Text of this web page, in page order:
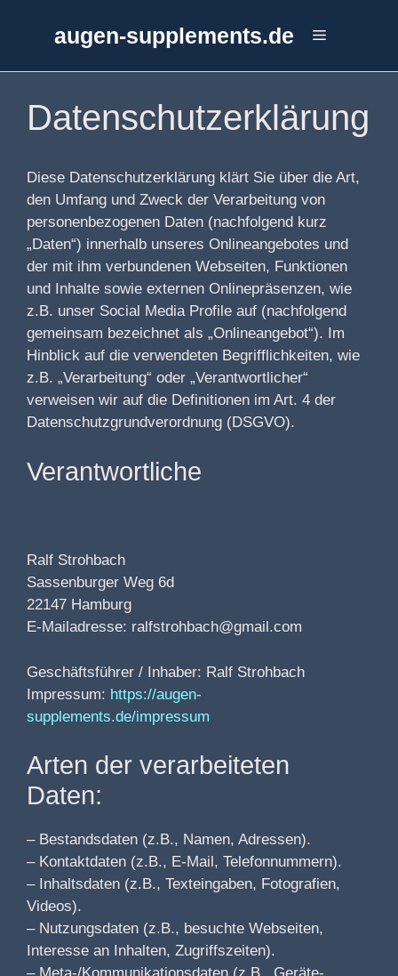
augen-supplements.de Menü
Datenschutzerklärung
Diese Datenschutzerklärung klärt Sie über die Art,
den Umfang und Zweck der Verarbeitung von
personenbezogenen Daten (nachfolgend kurz
„Daten“) innerhalb unseres Onlineangebotes und
der mit ihm verbundenen Webseiten, Funktionen
und Inhalte sowie externen Onlinepräsenzen, wie
z.B. unser Social Media Profile auf (nachfolgend
gemeinsam bezeichnet als „Onlineangebot“). Im
Hinblick auf die verwendeten Begrifflichkeiten, wie
z.B. „Verarbeitung“ oder „Verantwortlicher“
verweisen wir auf die Definitionen im Art. 4 der
Datenschutzgrundverordnung (DSGVO).
Verantwortliche
Ralf Strohbach
Sassenburger Weg 6d
22147 Hamburg
E-Mailadresse: ralfstrohbach@gmail.com
Geschäftsführer / Inhaber: Ralf Strohbach
Impressum: https://augen-
supplements.de/impressum
Arten der verarbeiteten
Daten:
– Bestandsdaten (z.B., Namen, Adressen).
– Kontaktdaten (z.B., E-Mail, Telefonnummern).
– Inhaltsdaten (z.B., Texteingaben, Fotografien,
Videos).
– Nutzungsdaten (z.B., besuchte Webseiten,
Interesse an Inhalten, Zugriffszeiten).